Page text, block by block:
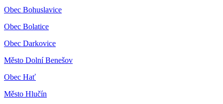
Obec Bohuslavice
Obec Bolatice
Obec Darkovice
Město Dolní Benešov
Obec Hať
Město Hlučín